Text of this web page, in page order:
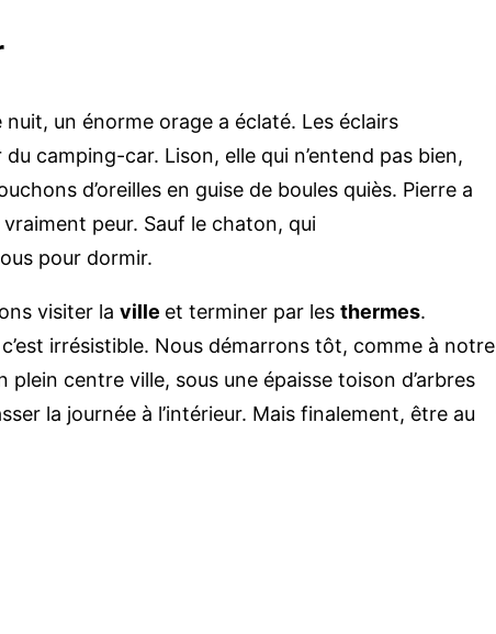
un énorme orage a éclaté. Les éclairs
camping-car. Lison, elle qui n’entend pas bien,
d’oreilles en guise de boules quiès. Pierre a
peur. Sauf le chaton, qui
pour dormir.
visiter la ville et terminer par les thermes.
irrésistible. Nous démarrons tôt, comme à notre
centre ville, sous une épaisse toison d’arbres
la journée à l’intérieur. Mais finalement, être au